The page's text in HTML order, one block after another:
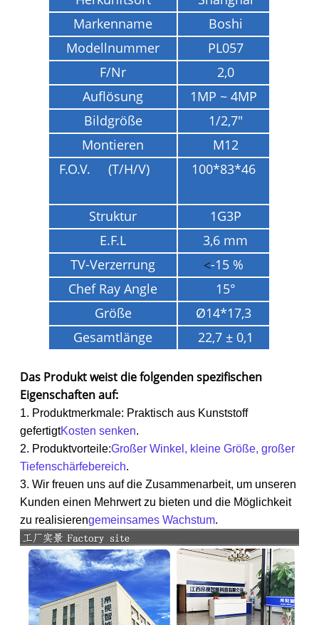
Markenname
Boshi
Modellnummer
PL057
F/Nr
2,0
Auflösung
1MP ~ 4MP
Bildgröße
1/2,7"
Montieren
M12
F.O.V. (T/H/V)
100*83*46
Struktur
1G3P
E.F.L
3,6 mm
TV-Verzerrung
<-15 %
Chef Ray Angle
15°
Größe
Ø14*17,3
Gesamtlänge
22,7 ± 0,1
Das Produkt weist die folgenden spezifischen
Eigenschaften auf:
1. Produktmerkmale: Praktisch aus Kunststoff
gefertigtKosten senken.
2. Produktvorteile:Großer Winkel, kleine Größe, großer
Tiefenschärfebereich.
3. Wir freuen uns auf die Zusammenarbeit, um unseren
Kunden einen Mehrwert zu bieten und die Möglichkeit
zu realisierengemeinsames Wachstum.